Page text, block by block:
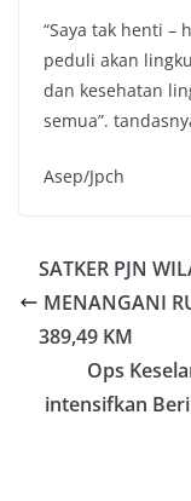
“Saya tak henti –
peduli akan
dan kesehatan
semua”.
Asep/Jpch
SATKER PJN
MENANGANI
389,49 KM
Ops
intensifkan